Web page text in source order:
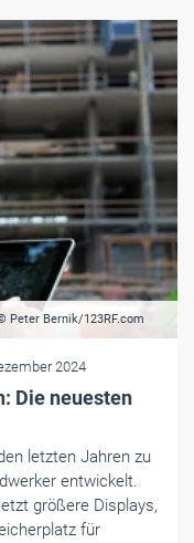
Peter Bernik/123RF.com
2024
Die neuesten
letzten Jahren zu
entwickelt.
größere Displays,
für